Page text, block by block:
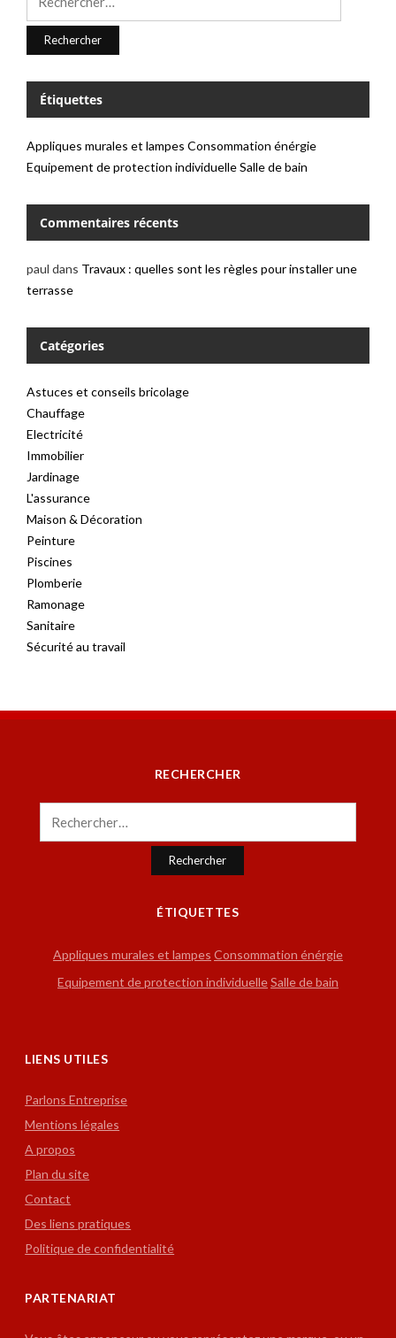
Étiquettes
Appliques murales et lampes Consommation énérgie
Equipement de protection individuelleSalle de bain
Commentaires récents
paul dans Travaux : quelles sont les règles pour installer une
terrasse
Catégories
Astuces et conseils bricolage
Chauffage
Electricité
Immobilier
Jardinage
L'assurance
Maison & Décoration
Peinture
Piscines
Plomberie
Ramonage
Sanitaire
Sécurité au travail
RECHERCHER
Rechercher :
ÉTIQUETTES
Appliques murales et lampes Consommation énérgie
Equipement de protection individuelleSalle de bain
LIENS UTILES
Parlons Entreprise
Mentions légales
A propos
Plan du site
Contact
Des liens pratiques
Politique de confidentialité
PARTENARIAT